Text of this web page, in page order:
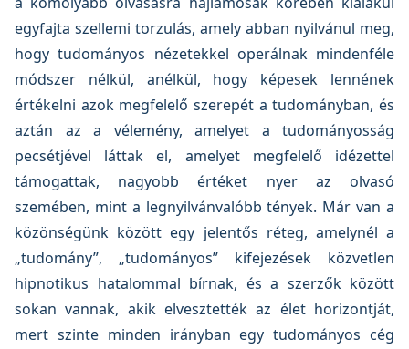
egyfajta szellemi torzulás, amely abban nyilvánul meg,
hogy tudományos nézetekkel operálnak mindenféle
módszer nélkül, anélkül, hogy képesek lennének
értékelni azok megfelelő szerepét a tudományban, és
aztán az a vélemény, amelyet a tudományosság
pecsétjével láttak el, amelyet megfelelő idézettel
támogattak, nagyobb értéket nyer az olvasó
szemében, mint a legnyilvánvalóbb tények. Már van a
közönségünk között egy jelentős réteg, amelynél a
„tudomány”, „tudományos” kifejezések közvetlen
hipnotikus hatalommal bírnak, és a szerzők között
sokan vannak, akik elvesztették az élet horizontját,
mert szinte minden irányban egy tudományos cég